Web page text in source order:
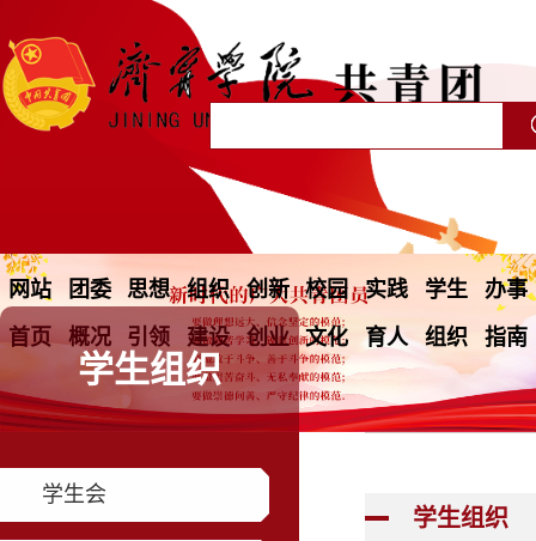
网站
首页
团委
概况
思想
引领
组织
建设
创新
创业
校园
文化
实践
育人
学生
组织
办事
指南
学生组织
学生会
学生组织